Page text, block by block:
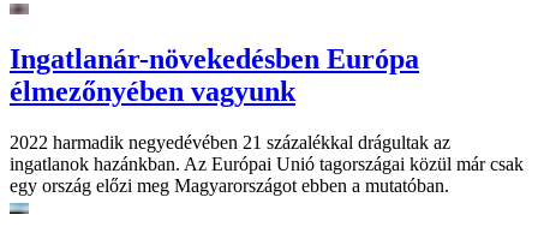
Ingatlanár-növekedésben Európa
élmezőnyében vagyunk
2022 harmadik negyedévében 21 százalékkal drágultak az
ingatlanok hazánkban. Az Európai Unió tagországai közül már csak
egy ország előzi meg Magyarországot ebben a mutatóban.